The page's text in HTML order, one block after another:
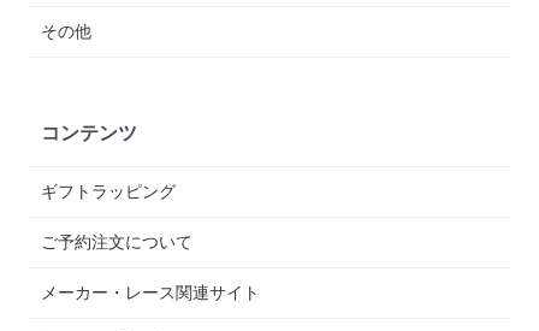
その他
コンテンツ
ギフトラッピング
ご予約注文について
メーカー・レース関連サイト